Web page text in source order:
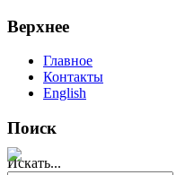
Верхнее
Главное
Контакты
English
Поиск
Искать...